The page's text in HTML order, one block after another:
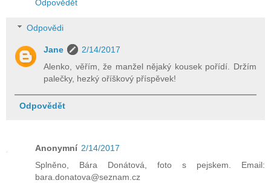
Odpovědět
Odpovědi
Jane
2/14/2017
Alenko, věřím, že manžel nějaký kousek pořídí. Držím
palečky, hezký oříškový příspěvek!
Odpovědět
Anonymní 2/14/2017
Splněno, Bára Donátová, foto s pejskem. Email:
bara.donatova@seznam.cz